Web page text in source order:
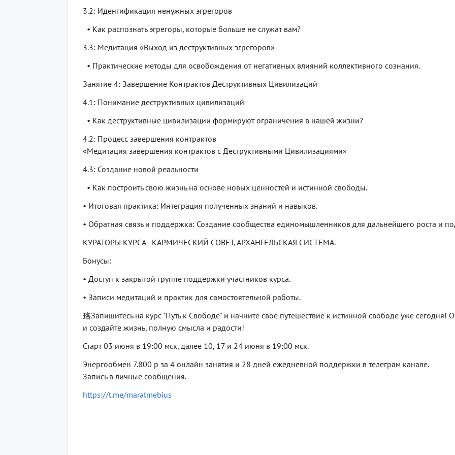
3.2: Идентификация ненужных эгрегоров
• Как распознать эгрегоры, которые больше не служат вам?
3.3: Медитация «Выход из деструктивных эгрегоров»
• Практические методы для освобождения от негативных влияний коллективного сознания.
Занятие 4: Завершение Контрактов Деструктивных Цивилизаций
4.1: Понимание деструктивных цивилизаций
• Как деструктивные цивилизации формируют ограничения в нашей жизни?
4.2: Процесс завершения контрактов
«Медитация завершения контрактов с Деструктивными Цивилизациями»
4.3: Создание новой реальности
• Как построить свою жизнь на основе новых ценностей и истинной свободы.
• Итоговая практика: Интеграция полученных знаний и навыков.
• Обратная связь и поддержка: Создание сообщества единомышленников для дальнейшего роста и
КУРАТОРЫ КУРСА - КАРМИЧЕСКИЙ СОВЕТ, АРХАНГЕЛЬСКАЯ СИСТЕМА.
Бонусы:
• Доступ к закрытой группе поддержки участников курса.
• Записи медитаций и практик для самостоятельной работы.
珞Запишитесь на курс "Путь к Свободе" и начните свое путешествие к истинной свободе уже
и создайте жизнь, полную смысла и радости!
Старт 03 июня в 19:00 мск, далее 10, 17 и 24 июня в 19:00 мск.
Энергообмен 7.800 р за 4 онлайн занятия и 28 дней ежедневной поддержки в телеграм канале.
Запись в личные сообщения.
https://t.me/maratmebius